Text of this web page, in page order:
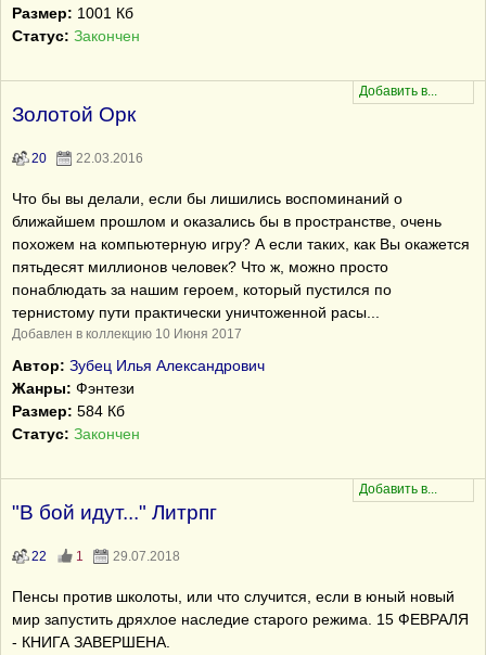
Размер: 1001 Кб
Статус: Закончен
Золотой Орк
20 22.03.2016
Что бы вы делали, если бы лишились воспоминаний о
ближайшем прошлом и оказались бы в пространстве, очень
похожем на компьютерную игру? А если таких, как Вы окажется
пятьдесят миллионов человек? Что ж, можно просто
понаблюдать за нашим героем, который пустился по
тернистому пути практически уничтоженной расы...
Добавлен в коллекцию 10 Июня 2017
Автор: Зубец Илья Александрович
Жанры: Фэнтези
Размер: 584 Кб
Статус: Закончен
"В бой идут..." Литрпг
22 1 29.07.2018
Пенсы против школоты, или что случится, если в юный новый
мир запустить дряхлое наследие старого режима. 15 ФЕВРАЛЯ
- КНИГА ЗАВЕРШЕНА.